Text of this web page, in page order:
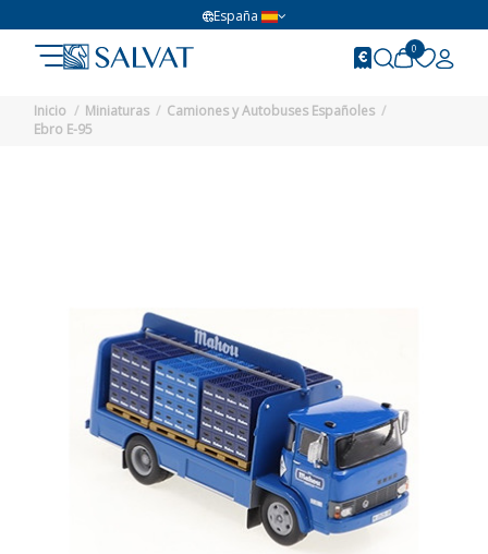
España
0
Inicio Miniaturas
Camiones y Autobuses Españoles
Ebro E-95